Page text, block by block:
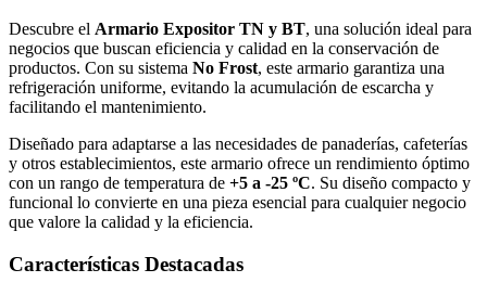
Descubre el Armario Expositor TN y BT, una solución ideal para
negocios que buscan eficiencia y calidad en la conservación de
productos. Con su sistema No Frost, este armario garantiza una
refrigeración uniforme, evitando la acumulación de escarcha y
facilitando el mantenimiento.
Diseñado para adaptarse a las necesidades de panaderías, cafeterías
y otros establecimientos, este armario ofrece un rendimiento óptimo
con un rango de temperatura de +5 a -25 ºC. Su diseño compacto y
funcional lo convierte en una pieza esencial para cualquier negocio
que valore la calidad y la eficiencia.
Características Destacadas